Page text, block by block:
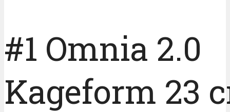
#1 Omnia 2.0
Kageform 23